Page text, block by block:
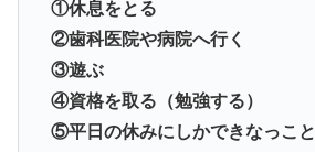
①休息をとる
②歯科医院や病院へ行く
③遊ぶ
④資格を取る（勉強する）
⑤平日の休みにしかできなっこと